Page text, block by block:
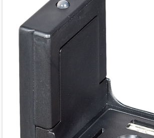
Mã giảm giá:
Ngày hết hạn:
Điều kiện: